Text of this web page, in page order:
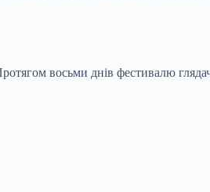
восьми днів фестивалю